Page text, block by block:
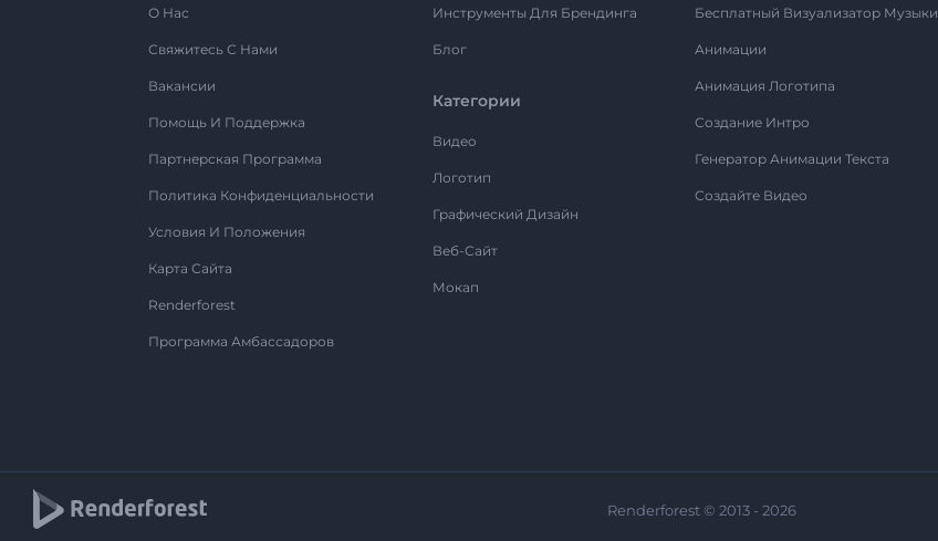
О Нас
Свяжитесь С Нами
Вакансии
Помощь И Поддержка
Партнерская Программа
Политика Конфиденциальности
Условия И Положения
Карта Сайта
Renderforest
Программа Амбассадоров
Инструменты Для Брендинга
Блог
Категории
Видео
Логотип
Графический Дизайн
Веб-Сайт
Мокап
Бесплатный Визуализатор Музыки
Анимации
Анимация Логотипа
Создание Интро
Генератор Анимации Текста
Создайте Видео
Renderforest © 2013 - 2026